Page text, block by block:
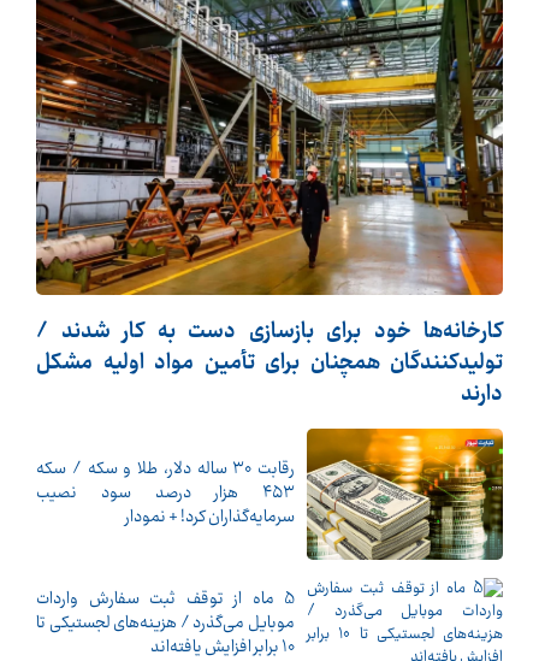
کارخانه‌ها خود برای بازسازی دست به کار شدند /
تولیدکنندگان همچنان برای تأمین مواد اولیه مشکل
دارند
رقابت ۳۰ ساله دلار، طلا و سکه / سکه
۴۵۳ هزار درصد سود نصیب
سرمایه‌گذاران کرد! + نمودار
5 ماه از توقف ثبت سفارش واردات
موبایل می‌گذرد / هزینه‌های لجستیکی تا
10 برابر افزایش یافته‌اند